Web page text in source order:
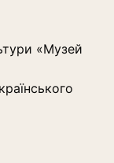
«Музей